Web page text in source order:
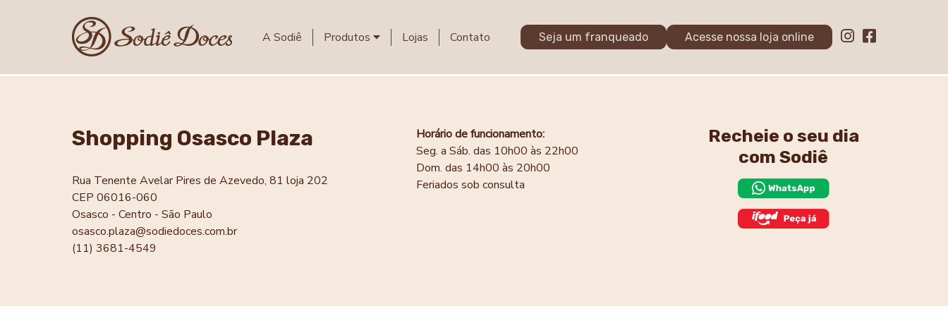
A Sodiê Produtos Lojas Contato Seja um franqueado Acesse nossa loja online
Shopping Osasco Plaza
Rua Tenente Avelar Pires de Azevedo, 81 loja 202
CEP 06016-060
Osasco - Centro - São Paulo
osasco.plaza@sodiedoces.com.br
(11) 3681-4549
Horário de funcionamento:
Seg. a Sáb. das 10h00 às 22h00
Dom. das 14h00 às 20h00
Feriados sob consulta
Recheie o seu dia
com Sodiê